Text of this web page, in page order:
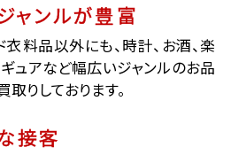
ャンルが豊富
衣料品以外にも、時計、お酒、楽
ギュアなど幅広いジャンルのお品
取りしております。
接客